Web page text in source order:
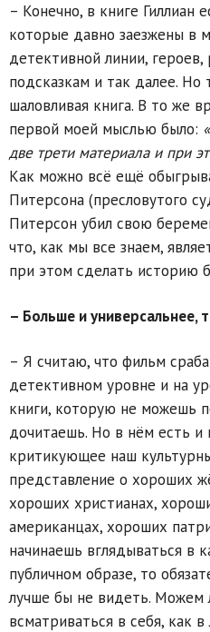
– Конечно, в книге Гиллиан
которые давно заезжены в
детективной линии,
подсказкам и так далее. Но
шаловливая книга. В то же
первой моей мыслью было:
две трети материала и при
Как можно всё ещё
Питерсона (пресловутого
Питерсон убил свою
что, как мы все знаем,
при этом сделать историю
– Больше и универсальнее,
– Я считаю, что фильм
детективном уровне и на
книги, которую не можешь
дочитаешь. Но в нём есть и
критикующее наш
представление о хороших
хороших христианах,
американцах, хороших
начинаешь вглядываться в
публичном образе, то
лучше бы не видеть. Можем
всматриваться в себя, как